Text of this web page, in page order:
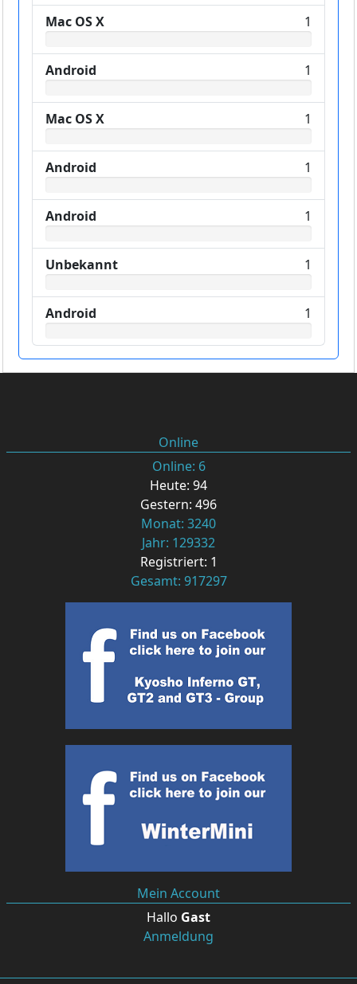
Mac OS X 1
Android 1
Mac OS X 1
Android 1
Android 1
Unbekannt 1
Android 1
Online
Online: 6
Heute: 94
Gestern: 496
Monat: 3240
Jahr: 129332
Registriert: 1
Gesamt: 917297
Mein Account
Hallo Gast
Anmeldung